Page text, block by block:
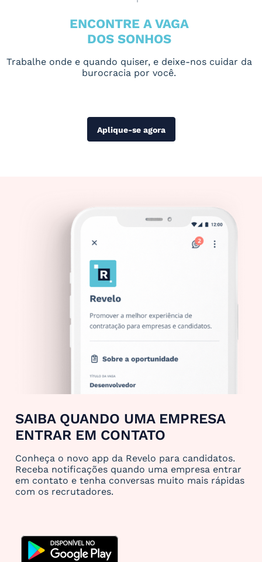
ENCONTRE A VAGA
DOS SONHOS
Trabalhe onde e quando quiser, e deixe-nos cuidar da
burocracia por você.
Aplique-se agora
SAIBA QUANDO UMA EMPRESA
ENTRAR EM CONTATO
Conheça o novo app da Revelo para candidatos.
Receba notificações quando uma empresa entrar
em contato e tenha conversas muito mais rápidas
com os recrutadores.